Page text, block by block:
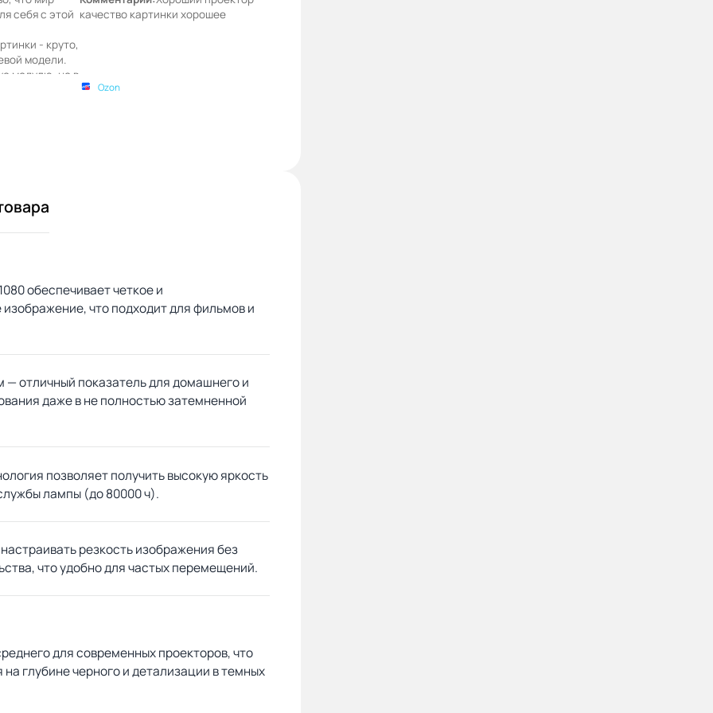
себя с этой
- круто,
модели.
модулю, но в
где-
качество картинки хорошее
Ozon
обеспечивает четкое и
что подходит для фильмов и
— отличный показатель для домашнего и
даже в не полностью затемненной
позволяет получить высокую яркость
лампы (до 80000 ч).
резкость изображения без
что удобно для частых перемещений.
для современных проекторов, что
на глубине черного и детализации в темных